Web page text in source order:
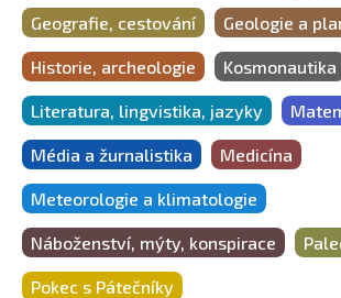
Geografie, cestování Geologie a
Historie, archeologie Kosmonautika
Literatura, lingvistika, jazyky
Média a žurnalistika Medicína
Meteorologie a klimatologie
Náboženství, mýty, konspirace
Pokec s Pátečníky